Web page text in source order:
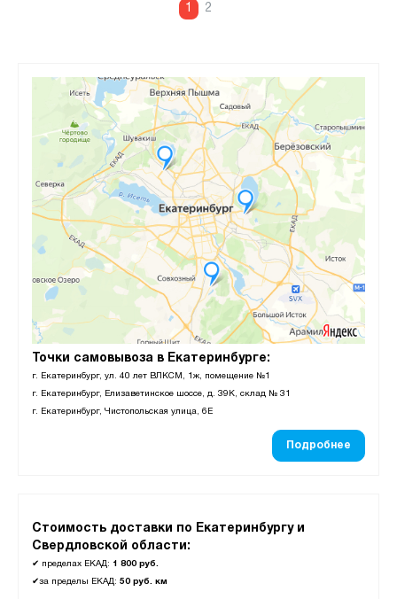
Точки самовывоза в Екатеринбурге:
г. Екатеринбург, ул. 40 лет ВЛКСМ, 1ж, помещение №1
г. Екатеринбург, Елизаветинское шоссе, д. 39К, склад № 31
г. Екатеринбург, Чистопольская улица, 6Е
Подробнее
Стоимость доставки по Екатеринбургу и
Свердловской области:
✔ пределах ЕКАД: 1 800 руб.
✔за пределы ЕКАД: 50 руб. км
1 2